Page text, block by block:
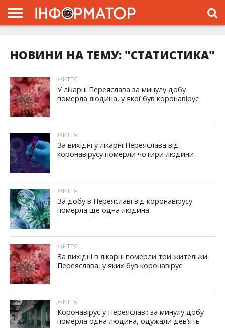
ПРОЄКТ
НОВИНИ НА ТЕМУ: "СТАТИСТИКА"
ЖИТТЯ
У лікарні Переяслава за минулу добу
померла людина, у якої був коронавірус
ЖИТТЯ
За вихідні у лікарні Переяслава від
коронавірусу померли чотири людини
ЖИТТЯ
За добу в Переяславі від коронавірусу
померла ще одна людина
ЖИТТЯ
За вихідні в лікарні померли три жительки
Переяслава, у яких був коронавірус
ЖИТТЯ
Коронавірус у Переяславі: за минулу добу
померла одна людина, одужали дев’ять